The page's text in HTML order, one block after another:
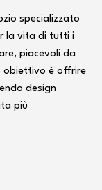
specializzato
la vita di tutti i
piacevoli da
obiettivo è offrire
design
più